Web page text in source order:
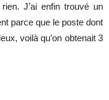
J’ai enfin trouvé un
parce que le poste dont
voilà qu’on obtenait 3